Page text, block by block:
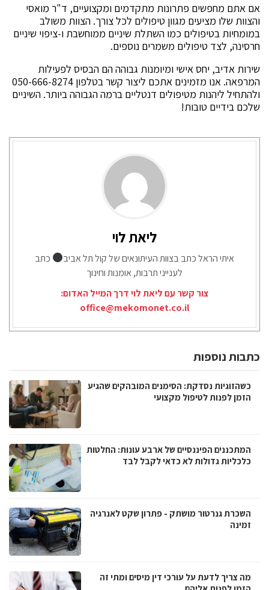
אם אתם מחפשים פתרונות מתקדמים ומקצועיים, ד"ר מואסי
והצוות שלו מציעים מגוון טיפולים לכל צורך. הצוות משולב
במומחיות בטיפולים כמו השתלת שיניים ממוחשבת ו-ציפוי שיניים
חרסינה, לצד טיפולים משמרים נוספים.
שירות אדיב, יחס אישי ומיומנות גבוהה הם הבסיס לפעילות
המרפאה. אנו מזמינים אתכם ליצור קשר בטלפון 050-666-8274
ולהתחיל ליהנות מטיפולים דנטליים ברמה הגבוהה ביותר. השיניים
שלכם בידיים טובות!
ליאת לוי
איתי הראל כתב בצוות העיתונאים של קול תל אביב
כתב
לענייני תרבות, אומנות וחינוך
צור קשר עם ליאת לוי דרך המייל האדום:
office@mekomonet.co.il
כתבות נוספות
כשהזוגיות נסדקת: הסימנים המובהקים שהגיע
הזמן לפנות לטיפול מקצועי
המתכננים הפיננסיים של ארבע עונות: החלטות
כלכליות גדולות לא כדאי לקבל לבד
השכרת גנרטור מושתק - פתרון שקט לאנרגיה
זמינה
מה צריך לדעת על עורכי דין מיסים ומתי זה